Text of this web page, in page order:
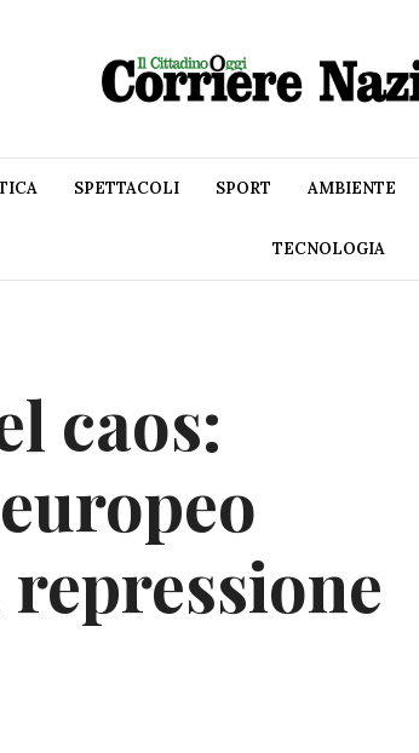
SPETTACOLI SPORT AMBIENTE
TECNOLOGIA
caos: